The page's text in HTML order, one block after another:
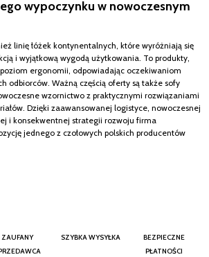
wypoczynku w nowoczesnym
linię łóżek kontynentalnych, które wyróżniają się
i wyjątkową wygodą użytkowania. To produkty,
ergonomii, odpowiadając oczekiwaniom
odbiorców. Ważną częścią oferty są także sofy
wzornictwo z praktycznymi rozwiązaniami
Dzięki zaawansowanej logistyce, nowoczesnej
i konsekwentnej strategii rozwoju firma
jednego z czołowych polskich producentów
ZAUFANY
SZYBKA WYSYŁKA
BEZPIECZNE
PŁATNOŚCI